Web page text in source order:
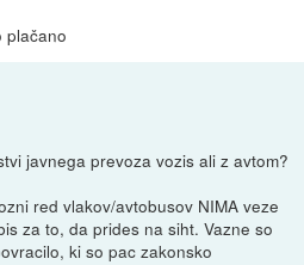
plačano
javnega prevoza vozis ali z avtom?
red vlakov/avtobusov NIMA veze
za to, da prides na siht. Vazne so
ki so pac zakonsko